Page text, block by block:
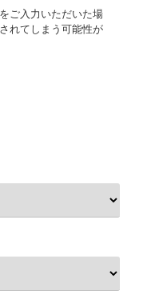
ご入力いただいた場
れてしまう可能性が